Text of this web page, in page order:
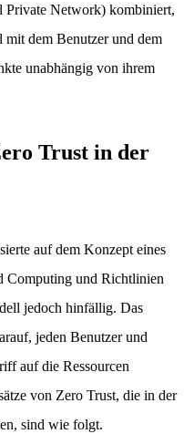
Private Network) kombiniert,
mit dem Benutzer und dem
unabhängig von ihrem
Trust in der
auf dem Konzept eines
Computing und Richtlinien
jedoch hinfällig. Das
jeden Benutzer und
auf die Ressourcen
von Zero Trust, die in der
sind wie folgt.